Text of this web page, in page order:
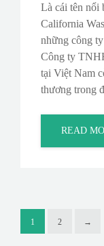
Là cái tên nổi
California
những công
Công ty
tại Việt Nam
thương trong
READ
1 2 →